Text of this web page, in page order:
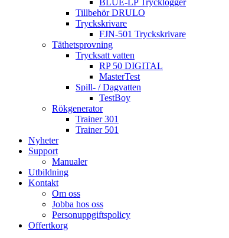
BLUE-LP Trycklogger
Tillbehör DRULO
Tryckskrivare
FJN-501 Tryckskrivare
Täthetsprovning
Trycksatt vatten
RP 50 DIGITAL
MasterTest
Spill- / Dagvatten
TestBoy
Rökgenerator
Trainer 301
Trainer 501
Nyheter
Support
Manualer
Utbildning
Kontakt
Om oss
Jobba hos oss
Personuppgiftspolicy
Offertkorg